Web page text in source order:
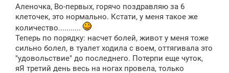
Аленочка, Во-первых, горячо поздравляю за 6
клеточек, это нормально. Кстати, у меня такое же
количество...........
Теперь по порядку: насчет болей, живот у меня тоже
сильно болел, в туалет ходила с воем, оттягивала это
"удовольствие" до последнего. Потерпи еще чуток,
яЯ третий день весь на ногах провела, только